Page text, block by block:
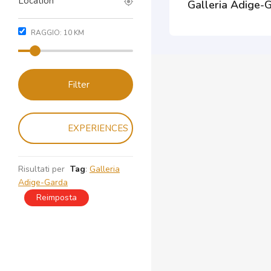
RAGGIO: 10 KM
Filter
EXPERIENCES
Risultati per Tag: Galleria
Adige-Garda
Reimposta
Galleria Adige-